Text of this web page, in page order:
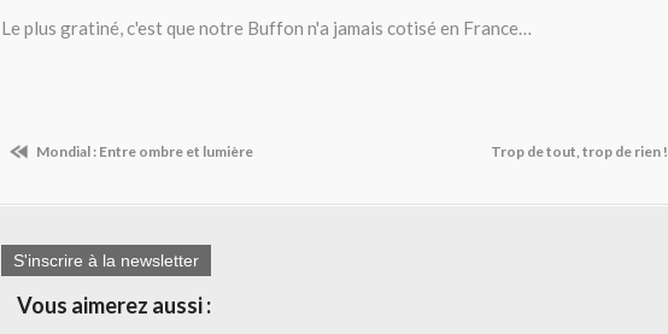
Le plus gratiné, c'est que notre Buffon n'a jamais cotisé en France…
Mondial : Entre ombre et lumière Trop de tout, trop de rien !
S'inscrire à la newsletter
Vous aimerez aussi :